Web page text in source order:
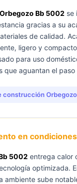
Bb 5002 se
gracias a su
de calidad.
ligero y
para uso
que aguantan el
construcción Orbegozo
en
5002 entrega calor
optimizada.
ambiente sube